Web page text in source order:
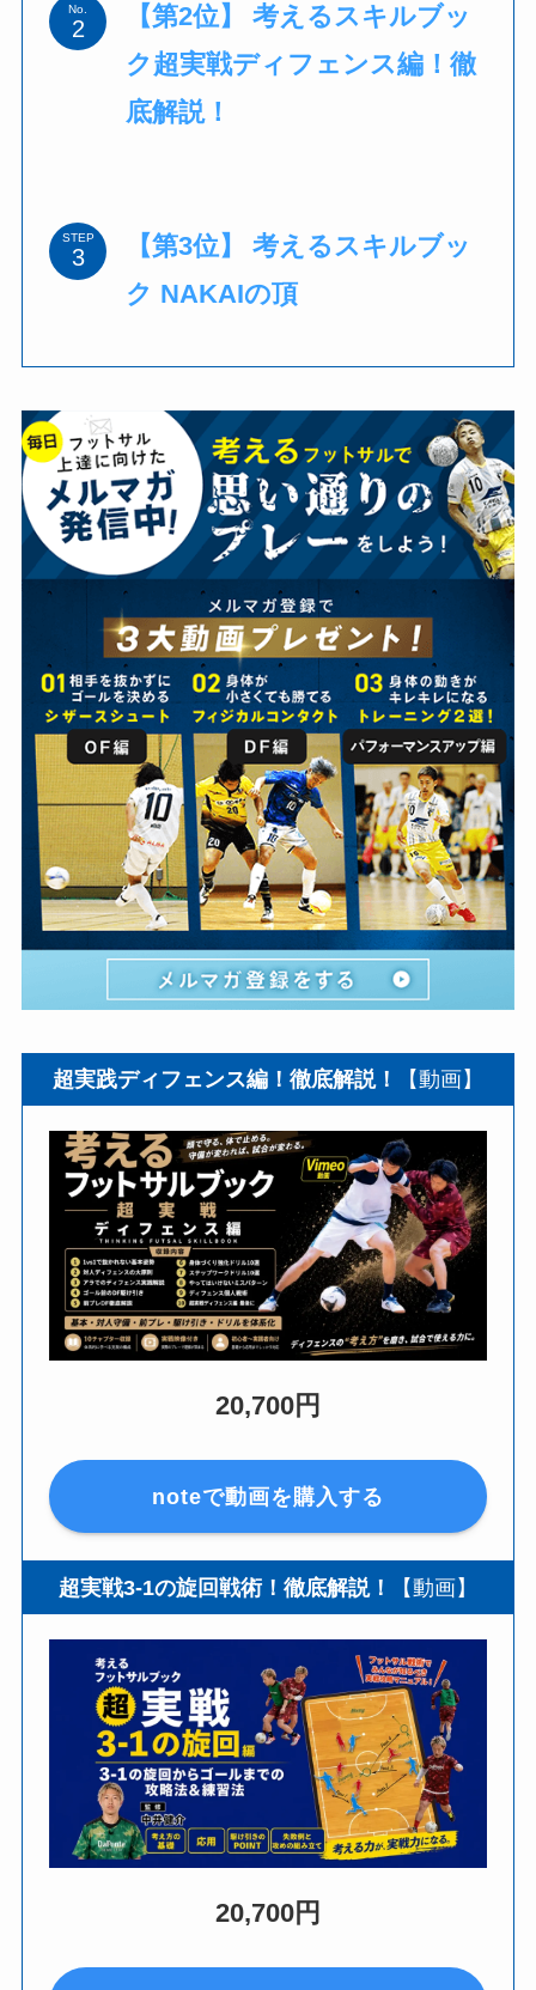
No.
【第2位】 考えるスキルブッ
ク超実戦ディフェンス編！徹
底解説！
STEP
【第3位】 考えるスキルブッ
ク NAKAIの頂
超実践ディフェンス編！徹底解説！ 【動画】
20,700円
noteで動画を購入する
超実戦3-1の旋回戦術！徹底解説！ 【動画】
20,700円